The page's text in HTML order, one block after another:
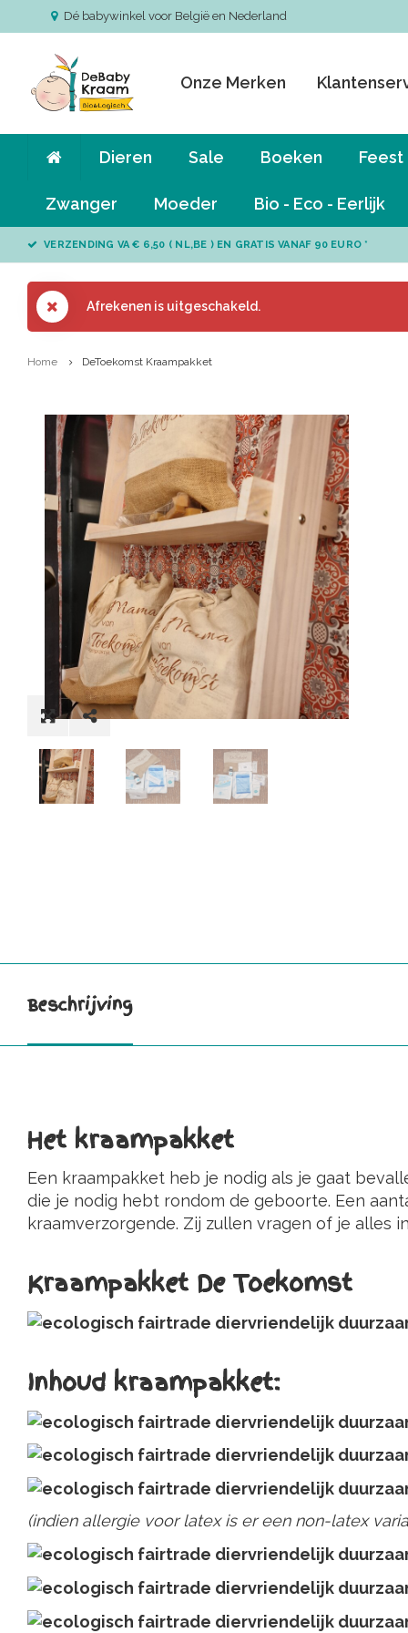
Dé babywinkel voor België en Nederland
Onze Merken
Dieren Sale Boeken Feest
Zwanger Moeder Bio - Eco - Eerlijk
VERZENDING VA € 6,50 ( NL,BE ) EN GRATIS VANAF 90 EURO *
Afrekenen is uitgeschakeld.
Home DeToekomst Kraampakket
Beschrijving
Het kraampakket
Een kraampakket heb je nodig als je gaat
die je nodig hebt rondom de geboorte. Een
kraamverzorgende. Zij zullen vragen of je alles
Kraampakket De Toekomst
Inhoud kraampakket:
(indien allergie voor latex is er een non-latex